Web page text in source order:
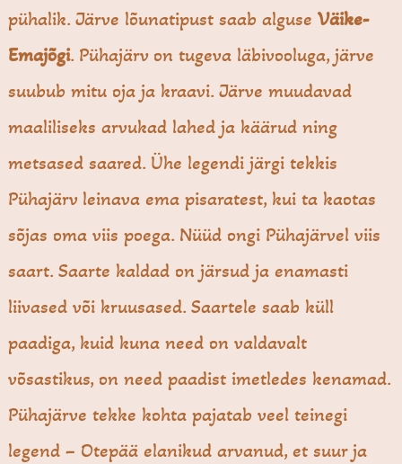
pühalik. Järve lõunatipust saab alguseVäike-
Emajõgi. Pühajärv on tugeva läbivooluga, järve
suubub mitu oja ja kraavi. Järve muudavad
maaliliseks arvukad lahed ja käärud ning
metsased saared. Ühe legendi järgi tekkis
Pühajärv leinava ema pisaratest, kui ta kaotas
sõjas oma viis poega. Nüüd ongi Pühajärvel viis
saart. Saarte kaldad on järsud ja enamasti
liivased või kruusased. Saartele saab küll
paadiga, kuid kuna need on valdavalt
võsastikus, on need paadist imetledes kenamad.
Pühajärve tekke kohta pajatab veel teinegi
legend – Otepää elanikud arvanud, et suur ja